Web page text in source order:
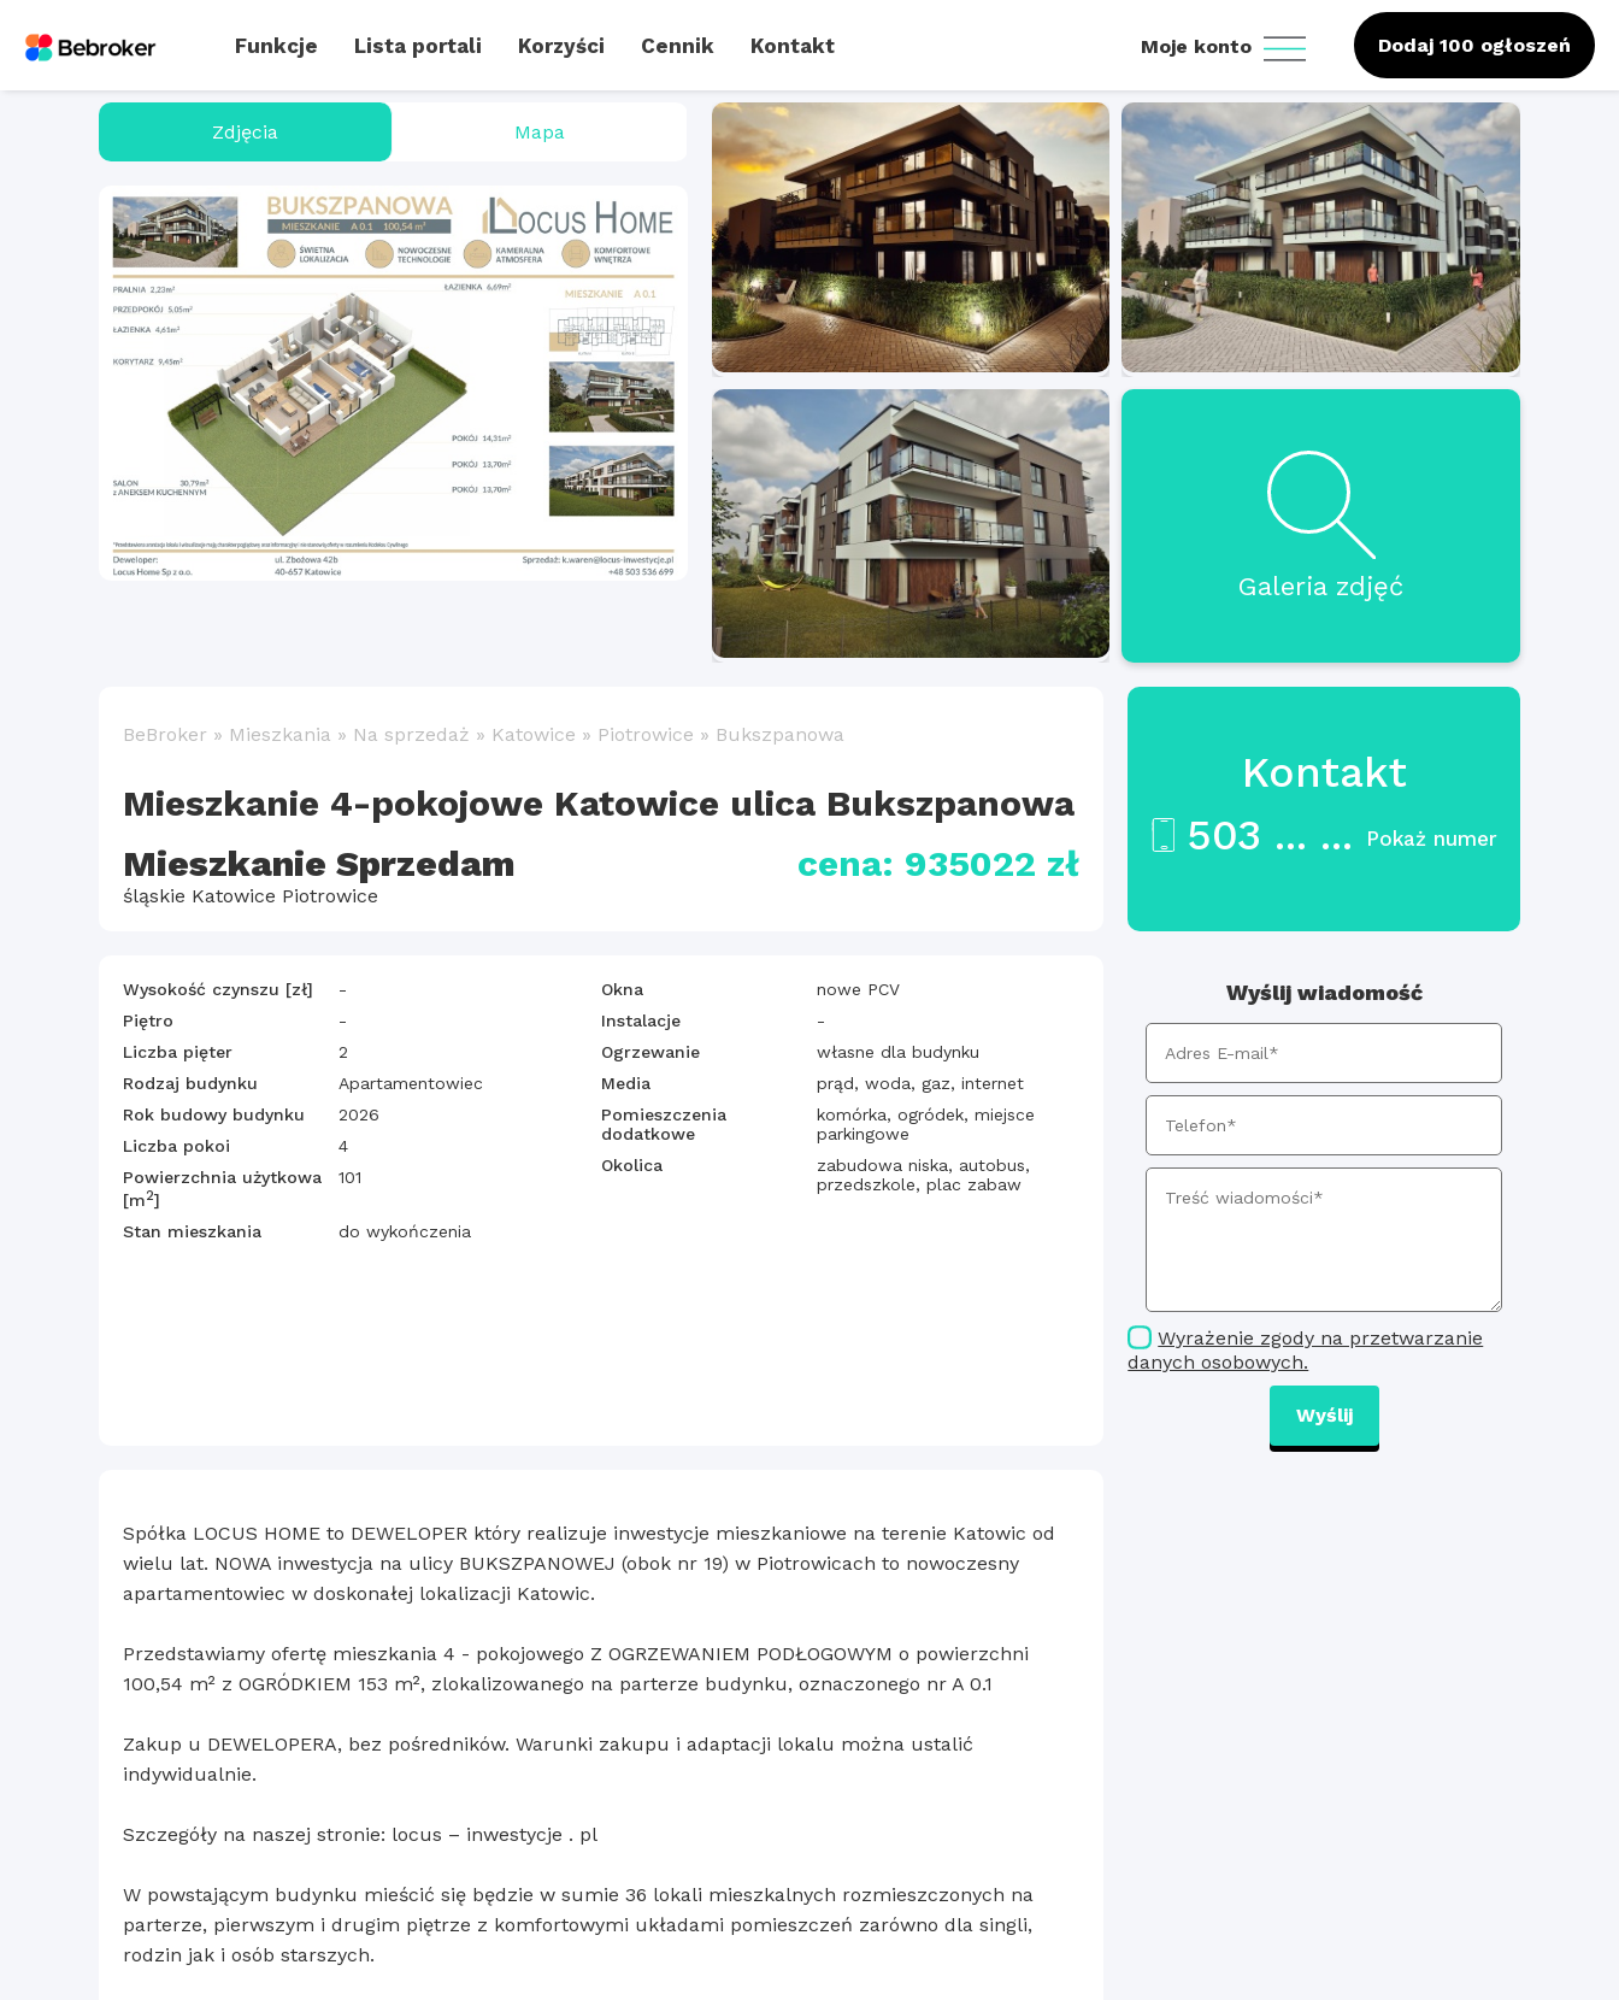
Funkcje Lista portali Korzyści Cennik Kontakt Dodaj 100 ogłoszeń
Moje konto
Zdjęcia Mapa
Galeria zdjęć
BeBroker » Mieszkania » Na sprzedaż » Katowice » Piotrowice » Bukszpanowa
Mieszkanie 4-pokojowe Katowice ulica Bukszpanowa
cena: 935022 zł
Mieszkanie Sprzedam
śląskie Katowice Piotrowice
Kontakt
503 ... ...
Pokaż numer
Wysokość czynszu [zł]
-
Piętro
-
Liczba pięter
2
Rodzaj budynku
Apartamentowiec
Rok budowy budynku
2026
Liczba pokoi
4
Powierzchnia użytkowa
[m2]
101
Stan mieszkania do wykończenia
Okna
nowe PCV
Instalacje
-
Ogrzewanie
własne dla budynku
Media
prąd, woda, gaz, internet
Pomieszczenia
dodatkowe
komórka, ogródek, miejsce
parkingowe
Okolica
zabudowa niska, autobus,
przedszkole, plac zabaw
Wyślij wiadomość
Wyrażenie zgody na przetwarzanie
danych osobowych.
Wyślij
Spółka LOCUS HOME to DEWELOPER który realizuje inwestycje mieszkaniowe na terenie Katowic od
wielu lat. NOWA inwestycja na ulicy BUKSZPANOWEJ (obok nr 19) w Piotrowicach to nowoczesny
apartamentowiec w doskonałej lokalizacji Katowic.
Przedstawiamy ofertę mieszkania 4 - pokojowego Z OGRZEWANIEM PODŁOGOWYM o powierzchni
100,54 m² z OGRÓDKIEM 153 m², zlokalizowanego na parterze budynku, oznaczonego nr A 0.1
Zakup u DEWELOPERA, bez pośredników. Warunki zakupu i adaptacji lokalu można ustalić
indywidualnie.
Szczegóły na naszej stronie: locus – inwestycje . pl
W powstającym budynku mieścić się będzie w sumie 36 lokali mieszkalnych rozmieszczonych na
parterze, pierwszym i drugim piętrze z komfortowymi układami pomieszczeń zarówno dla singli,
rodzin jak i osób starszych.